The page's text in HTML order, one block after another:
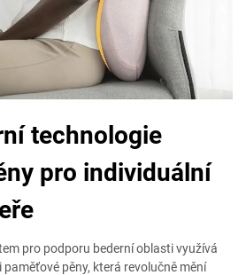
technologie
pro individuální
pro podporu bederní oblasti využívá
pěny, která revolučně mění